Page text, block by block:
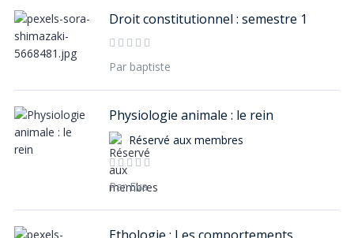
Droit constitutionnel : semestre 1
Par baptiste
Physiologie animale : le rein
Réservé aux membres
Par Eva